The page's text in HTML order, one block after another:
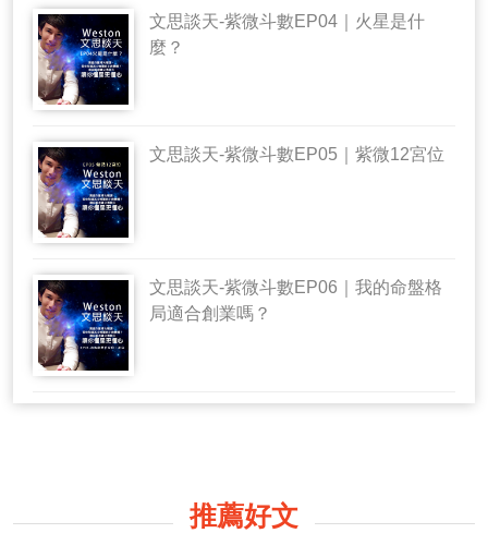
文思談天-紫微斗數EP04｜火星是什
麼？
文思談天-紫微斗數EP05｜紫微12宮位
文思談天-紫微斗數EP06｜我的命盤格
局適合創業嗎？
推薦好文